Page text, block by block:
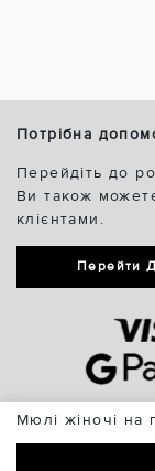
Мюлі жіночі на
Потрібна
Перейдіть до
Ви також
клієнтами.
Перейти